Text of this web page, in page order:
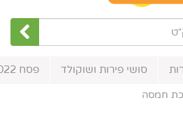
סושי פירות ושוקולד פסח 2022
חמסה